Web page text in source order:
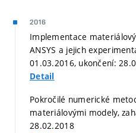
2016
Implementace
ANSYS a jejich
01.03.2016, ukončení:
Detail
Pokročilé numerické
materiálovými modely,
28.02.2018